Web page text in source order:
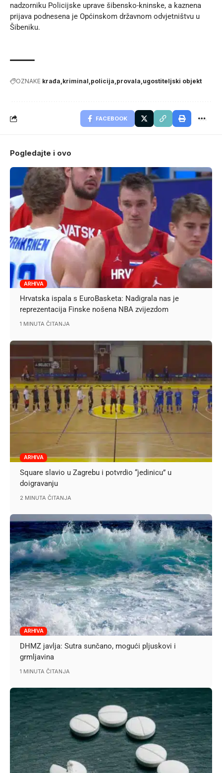
nadzorniku Policijske uprave šibensko-kninske, a kaznena
prijava podnesena je Općinskom državnom odvjetništvu u
Šibeniku.
OZNAKE krađa kriminal policija provala ugostiteljski objekt
FACEBOOK
Pogledajte i ovo
ARHIVA
Hrvatska ispala s EuroBasketa: Nadigrala nas je
reprezentacija Finske nošena NBA zvijezdom
1 MINUTA ČITANJA
ARHIVA
Square slavio u Zagrebu i potvrdio “jedinicu” u
doigravanju
2 MINUTA ČITANJA
ARHIVA
DHMZ javlja: Sutra sunčano, mogući pljuskovi i
grmljavina
1 MINUTA ČITANJA